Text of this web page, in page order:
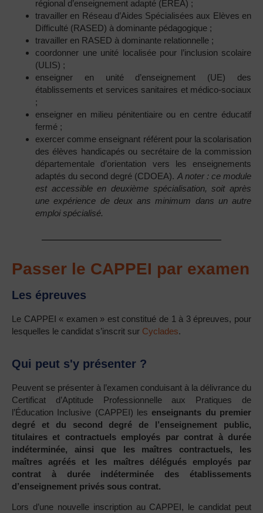
régional d’enseignement adapté (EREA) ;
travailler en Réseau d’Aides Spécialisées aux Elèves en
Difficulté (RASED) à dominante pédagogique ;
travailler en RASED à dominante relationnelle ;
coordonner une unité localisée pour l’inclusion scolaire
(ULIS) ;
enseigner en unité d’enseignement (UE) des
établissements et services sanitaires et médico-sociaux
;
enseigner en milieu pénitentiaire ou en centre éducatif
fermé ;
exercer comme enseignant référent pour la scolarisation
des élèves handicapés ou secrétaire de la commission
départementale d’orientation vers les enseignements
adaptés du second degré (CDOEA). A noter : ce module
est accessible en deuxième spécialisation, soit après
une expérience de deux ans minimum dans un autre
emploi spécialisé.
Passer le CAPPEI par examen
Les épreuves
Le CAPPEI « examen » est constitué de 1 à 3 épreuves, pour
lesquelles le candidat s’inscrit sur Cyclades.
Qui peut s'y présenter ?
Peuvent se présenter à l’examen conduisant à la délivrance du
Certificat d’Aptitude Professionnelle aux Pratiques de
l’Éducation Inclusive (CAPPEI) les enseignants du premier
degré et du second degré de l’enseignement public,
titulaires et contractuels employés par contrat à durée
indéterminée, ainsi que les maîtres contractuels, les
maîtres agréés et les maîtres délégués employés par
contrat à durée indéterminée des établissements
d’enseignement privés sous contrat.
Lors d’une nouvelle inscription au CAPPEI, le candidat peut